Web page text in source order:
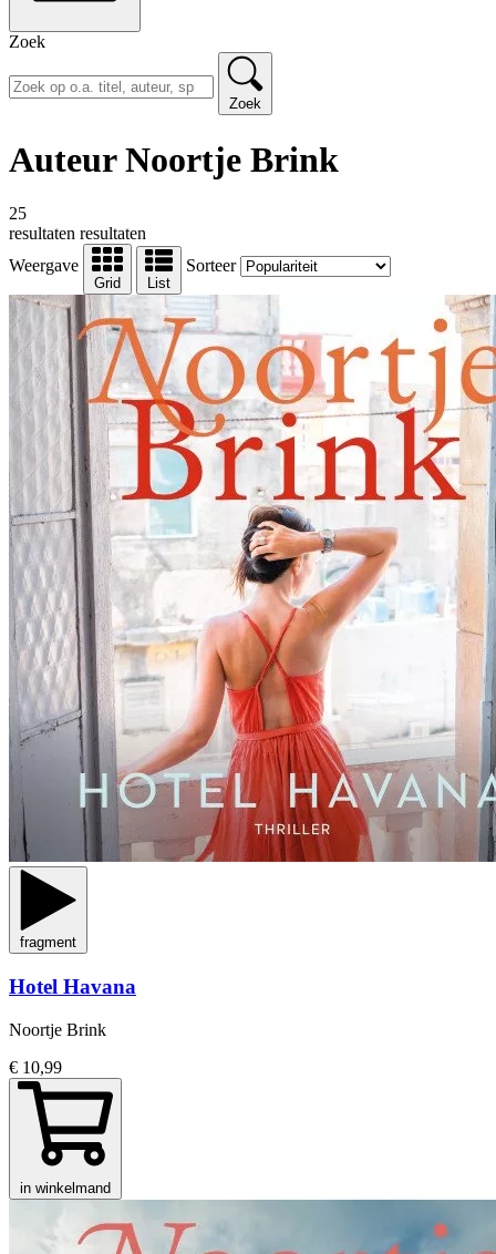
Zoek
Zoek
Auteur Noortje Brink
25
resultaten resultaten
Weergave
Grid List
Sorteer
fragment
Hotel Havana
Noortje Brink
€ 10,99
in winkelmand